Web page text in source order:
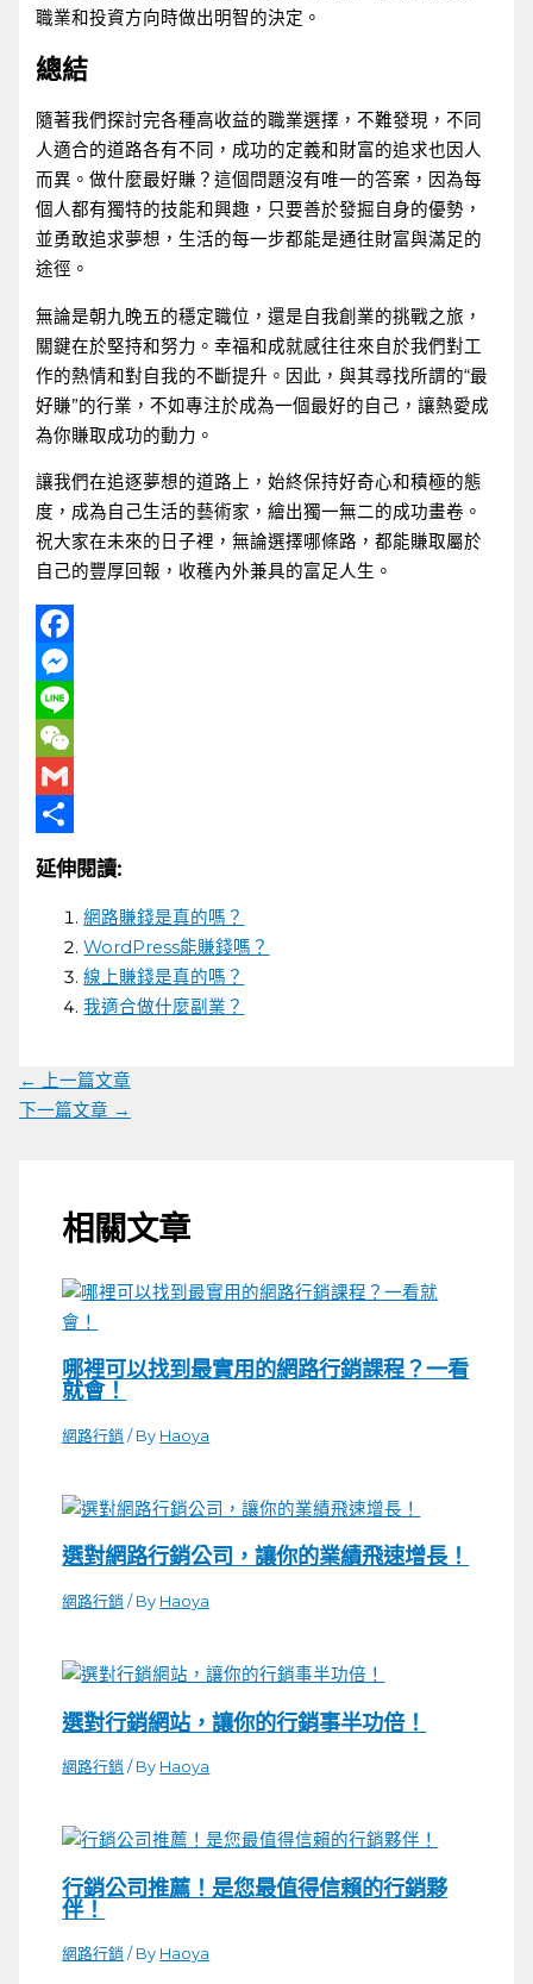
職業和投資方向時做出明智的決定。
總結
隨著我們探討完各種高收益的職業選擇，不難發現，不同
人適合的道路各有不同，成功的定義和財富的追求也因人
而異。做什麼最好賺？這個問題沒有唯一的答案，因為每
個人都有獨特的技能和興趣，只要善於發掘自身的優勢，
並勇敢追求夢想，生活的每一步都能是通往財富與滿足的
途徑。
無論是朝九晚五的穩定職位，還是自我創業的挑戰之旅，
關鍵在於堅持和努力。幸福和成就感往往來自於我們對工
作的熱情和對自我的不斷提升。因此，與其尋找所謂的“最
好賺”的行業，不如專注於成為一個最好的自己，讓熱愛成
為你賺取成功的動力。
讓我們在追逐夢想的道路上，始終保持好奇心和積極的態
度，成為自己生活的藝術家，繪出獨一無二的成功畫卷。
祝大家在未來的日子裡，無論選擇哪條路，都能賺取屬於
自己的豐厚回報，收穫內外兼具的富足人生。
Facebook
Messenger
Line
WeChat
Gmail
分
延伸閱讀:
網路賺錢是真的嗎？
WordPress能賺錢嗎？
線上賺錢是真的嗎？
我適合做什麼副業？
←
上一篇文章
下一篇文章 →
相關文章
哪裡可以找到最實用的網路行銷課程？一看
就會！
網路行銷 / By Haoya
選對網路行銷公司，讓你的業績飛速增長！
網路行銷 / By Haoya
選對行銷網站，讓你的行銷事半功倍！
網路行銷 / By Haoya
行銷公司推薦！是您最值得信賴的行銷夥
伴！
網路行銷 / By Haoya